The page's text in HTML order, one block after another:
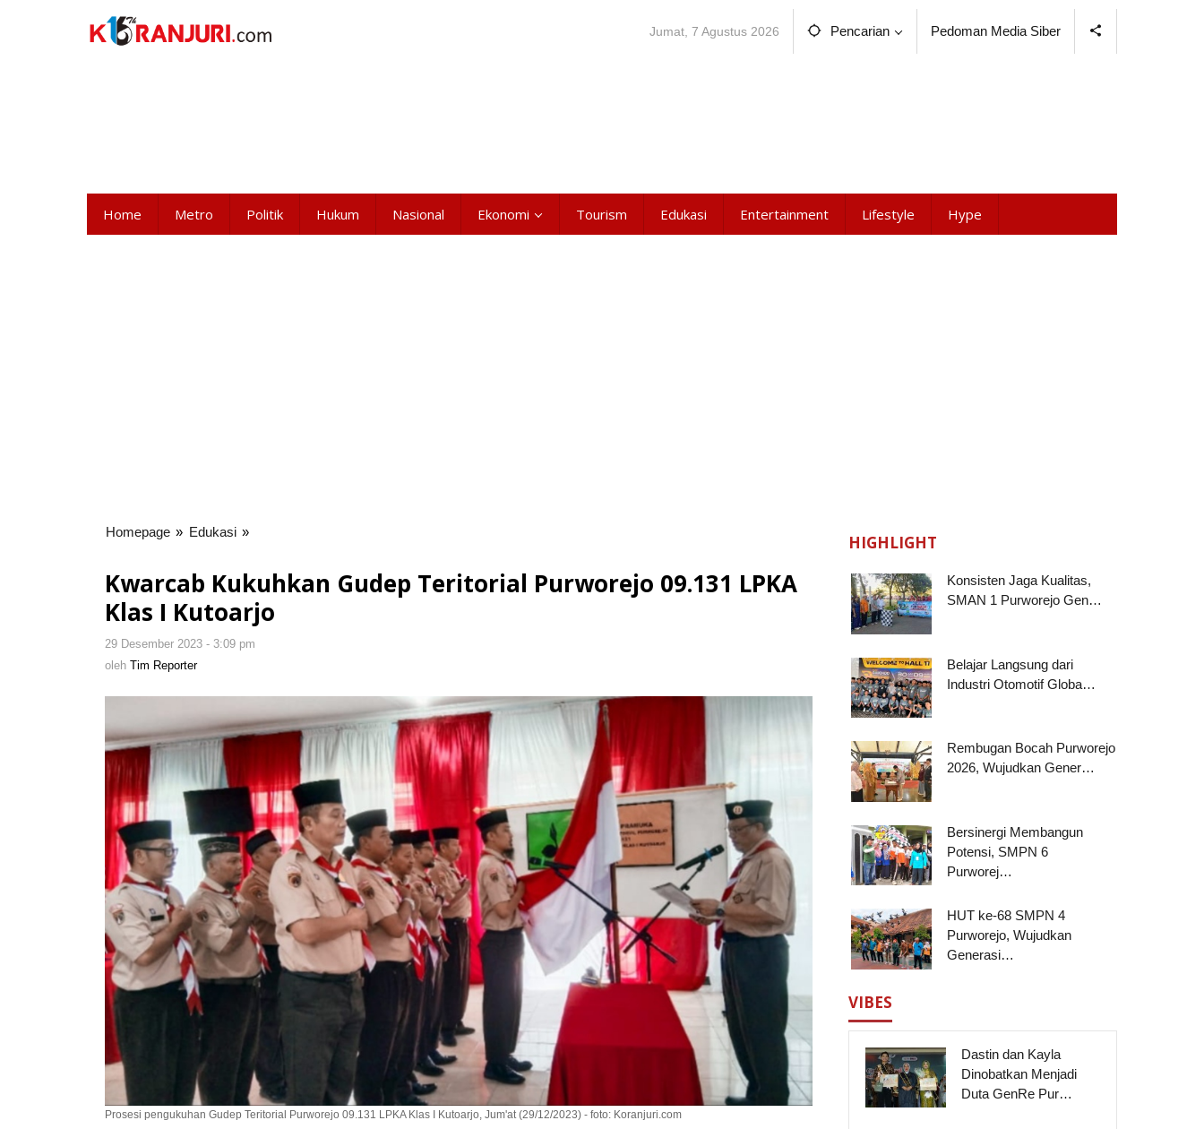
Jumat, 7 Agustus 2026 Pencarian Pedoman Media Siber
Home Metro Politik Hukum Nasional Ekonomi Tourism Edukasi Entertainment Lifestyle Hype
Homepage » Edukasi »
Gudep
Teritorial
Purworejo
09.131
LPKA
Kwarcab Kukuhkan Gudep Teritorial Purworejo 09.131 LPKA
Klas I Kutoarjo
29 Desember 2023 - 3:09 pm
oleh Tim Reporter
Prosesi pengukuhan Gudep Teritorial Purworejo 09.131 LPKA Klas I Kutoarjo, Jum'at (29/12/2023) - foto: Koranjuri.com
HIGHLIGHT
Konsisten Jaga Kualitas,
SMAN 1 Purworejo Gen…
Belajar Langsung dari
Industri Otomotif Globa…
Rembugan Bocah Purworejo
2026, Wujudkan Gener…
Bersinergi Membangun
Potensi, SMPN 6
Purworej…
HUT ke-68 SMPN 4
Purworejo, Wujudkan
Generasi…
VIBES
Dastin dan Kayla
Dinobatkan Menjadi
Duta GenRe Pur…